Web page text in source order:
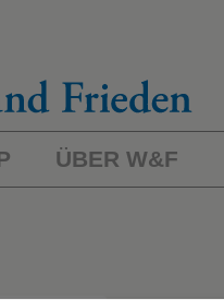
ÜBER W&F